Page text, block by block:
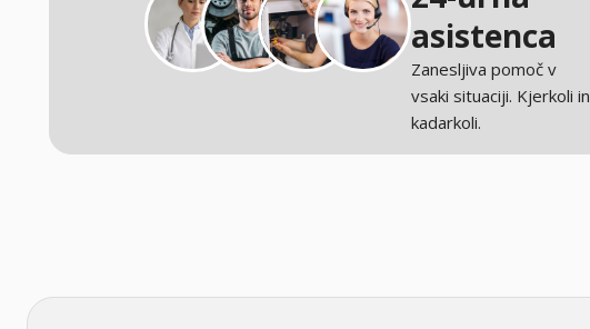
asistenca
Zanesljiva pomoč v
vsaki situaciji. Kjerkoli in
kadarkoli.